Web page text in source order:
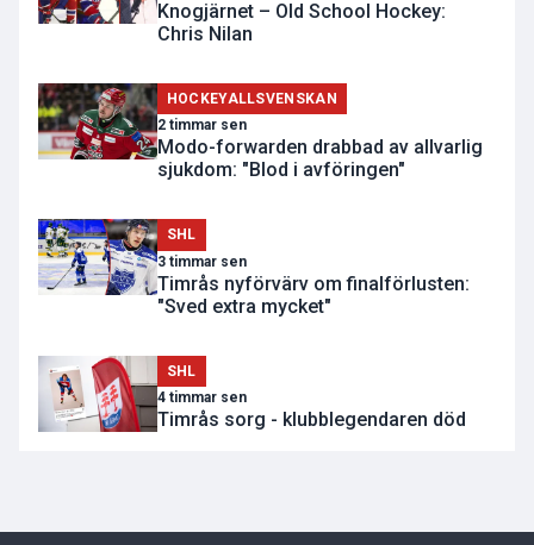
Knogjärnet – Old School Hockey:
Chris Nilan
HOCKEYALLSVENSKAN
2 timmar sen
Modo-forwarden drabbad av allvarlig
sjukdom: "Blod i avföringen"
SHL
3 timmar sen
Timrås nyförvärv om finalförlusten:
"Sved extra mycket"
SHL
4 timmar sen
Timrås sorg - klubblegendaren död